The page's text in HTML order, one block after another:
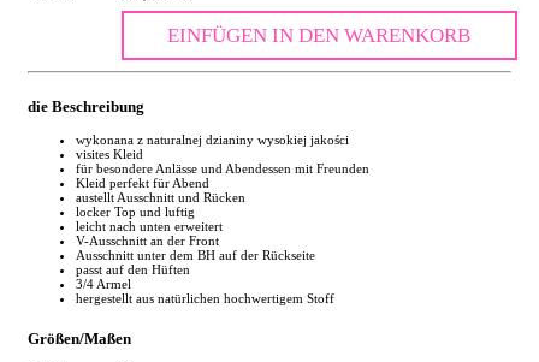
EINFÜGEN IN DEN WARENKORB
die Beschreibung
wykonana z naturalnej dzianiny wysokiej jakości
visites Kleid
für besondere Anlässe und Abendessen mit Freunden
Kleid perfekt für Abend
austellt Ausschnitt und Rücken
locker Top und luftig
leicht nach unten erweitert
V-Ausschnitt an der Front
Ausschnitt unter dem BH auf der Rückseite
passt auf den Hüften
3/4 Armel
hergestellt aus natürlichen hochwertigem Stoff
Größen/Maßen